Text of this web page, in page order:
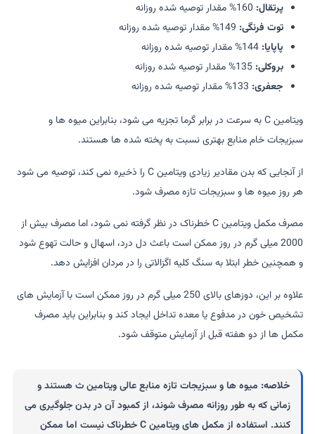
پرتقال:
توت فرنگی:
پاپایا: 144% مقدار توصیه شده روزانه
بروکلی: 135% مقدار توصیه شده روزانه
جعفری:
ویتامین C به سرعت در برابر گرما تجزیه می شود، بنابراین میوه ها و
سبزیجات خام منابع بهتری نسبت به پخته شده ها هستند.
از آنجایی که بدن مقادیر زیادی ویتامین C را ذخیره نمی کند، توصیه می شود
هر روز میوه ها و سبزیجات تازه مصرف شود.
مصرف مکمل ویتامین C خطرناک در نظر گرفته نمی شود، اما مصرف بیش از
2000 میلی گرم در روز ممکن است باعث دل درد، اسهال و حالت تهوع شود
و همچنین خطر ابتلا به سنگ کلیه اگزالاتی را در مردان افزایش دهد.
علاوه بر این، دوزهای بالای 250 میلی گرم در روز ممکن است با آزمایش های
تشخیص خون در مدفوع یا معده تداخل ایجاد کند و بنابراین باید مصرف
مکمل ها از دو هفته قبل از آزمایش متوقف شود.
خلاصه: میوه ها و سبزیجات تازه منابع عالی ویتامین ث هستند و
زمانی که به طور روزانه مصرف شوند، از کمبود آن در بدن جلوگیری می
کنند. استفاده از مکمل های ویتامین C خطرناک نیست اما ممکن